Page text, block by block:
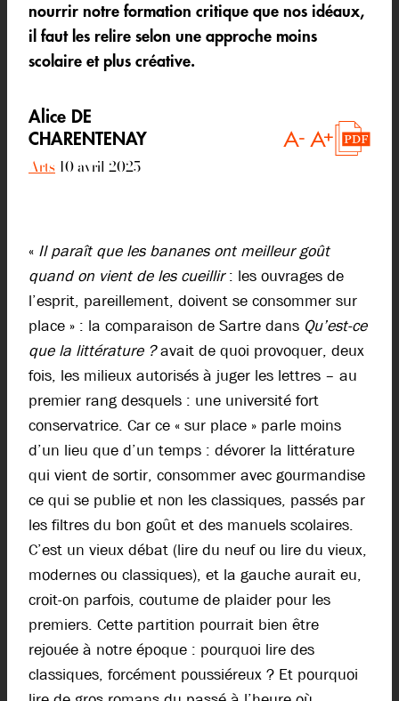
nourrir notre formation critique que nos idéaux,
il faut les relire selon une approche moins
scolaire et plus créative.
Alice DE
CHARENTENAY
Arts 10 avril 2025
« Il paraît que les bananes ont meilleur goût
quand on vient de les cueillir: les ouvrages de
l’esprit, pareillement, doivent se consommer sur
place » : la comparaison de Sartre dans Qu’est-ce
que la littérature ?avait de quoi provoquer, deux
fois, les milieux autorisés à juger les lettres – au
premier rang desquels : une université fort
conservatrice. Car ce « sur place » parle moins
d’un lieu que d’un temps : dévorer la littérature
qui vient de sortir, consommer avec gourmandise
ce qui se publie et non les classiques, passés par
les filtres du bon goût et des manuels scolaires.
C’est un vieux débat (lire du neuf ou lire du vieux,
modernes ou classiques), et la gauche aurait eu,
croit-on parfois, coutume de plaider pour les
premiers. Cette partition pourrait bien être
rejouée à notre époque : pourquoi lire des
classiques, forcément poussiéreux ? Et pourquoi